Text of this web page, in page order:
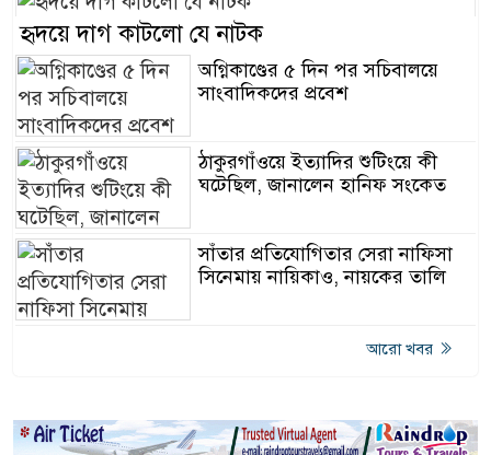
হৃদয়ে দাগ কাটলো যে নাটক
অগ্নিকাণ্ডের ৫ দিন পর সচিবালয়ে
সাংবাদিকদের প্রবেশ
ঠাকুরগাঁওয়ে ইত্যাদির শুটিংয়ে কী
ঘটেছিল, জানালেন হানিফ সংকেত
সাঁতার প্রতিযোগিতার সেরা নাফিসা
সিনেমায় নায়িকাও, নায়কের তালি
আরো খবর